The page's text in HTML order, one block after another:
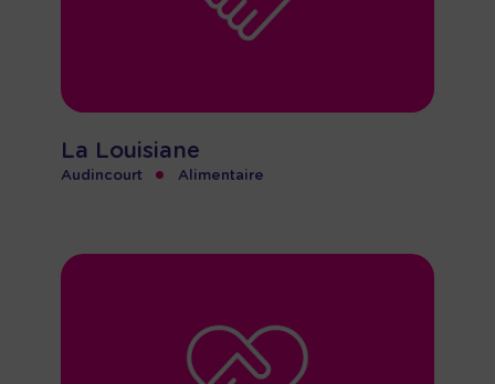
La Louisiane
Audincourt • Alimentaire